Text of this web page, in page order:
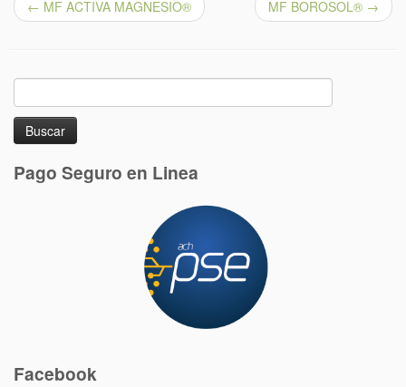
← MF ACTIVA MAGNESIO® MF BOROSOL® →
Buscar:
Pago Seguro en Linea
Facebook